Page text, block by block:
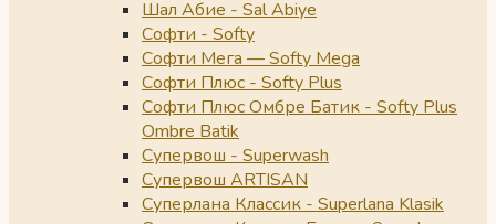
Шал Абие - Sal Abiye
Софти - Softy
Софти Мега — Softy Mega
Софти Плюс - Softy Plus
Софти Плюс Омбре Батик - Softy Plus
Ombre Batik
Супервош - Superwash
Супервош ARTISAN
Суперлана Классик - Superlana Klasik